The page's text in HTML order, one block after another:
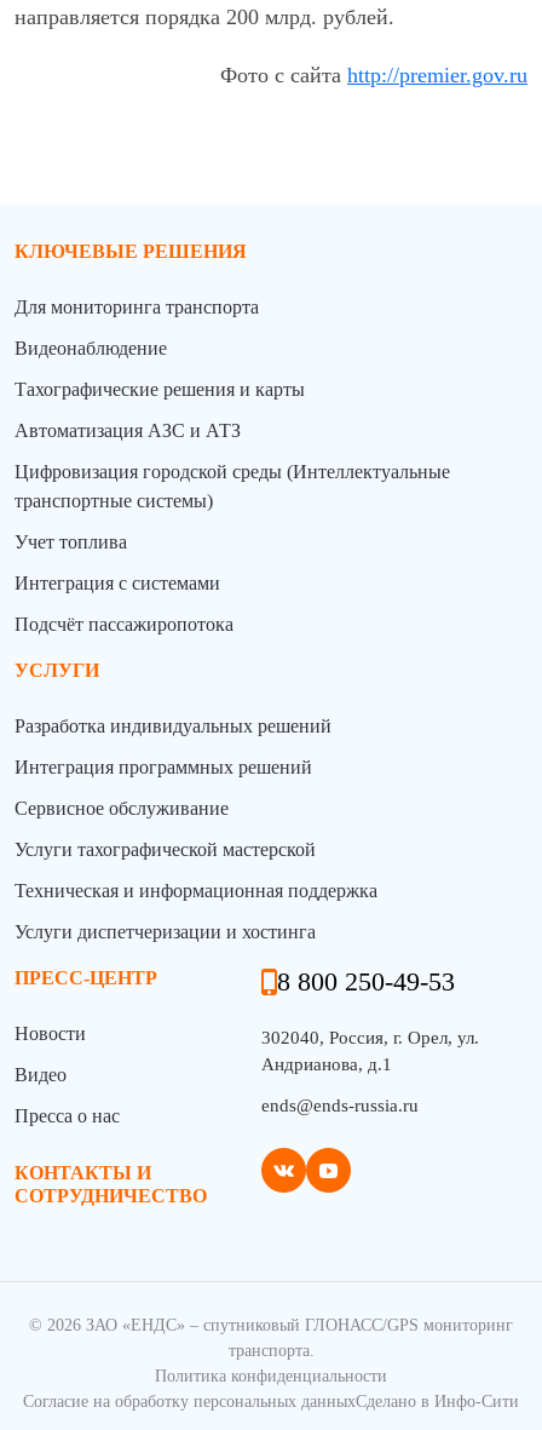
направляется порядка 200 млрд. рублей.
Фото c сайта http://premier.gov.ru
КЛЮЧЕВЫЕ РЕШЕНИЯ
Для мониторинга транспорта
Видеонаблюдение
Тахографические решения и карты
Автоматизация АЗС и АТЗ
Цифровизация городской среды (Интеллектуальные
транспортные системы)
Учет топлива
Интеграция с системами
Подсчёт пассажиропотока
УСЛУГИ
Разработка индивидуальных решений
Интеграция программных решений
Сервисное обслуживание
Услуги тахографической мастерской
Техническая и информационная поддержка
Услуги диспетчеризации и хостинга
ПРЕСС-ЦЕНТР
Новости
Видео
Пресса о нас
КОНТАКТЫ И
СОТРУДНИЧЕСТВО
8 800 250-49-53
302040, Россия, г. Орел, ул.
Андрианова, д.1
ends@ends-russia.ru
© 2026 ЗАО «ЕНДС» – спутниковый ГЛОНАСС/GPS мониторинг
транспорта.
Политика конфиденциальности
Согласие на обработку персональных данныхСделано в Инфо-Сити